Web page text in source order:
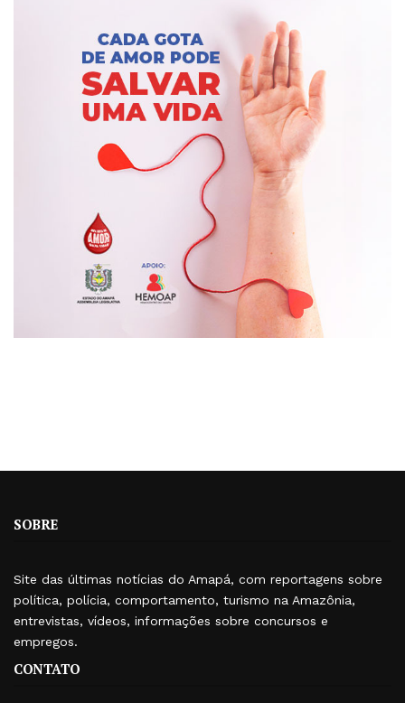
SOBRE
Site das últimas notícias do Amapá, com reportagens sobre
política, polícia, comportamento, turismo na Amazônia,
entrevistas, vídeos, informações sobre concursos e
empregos.
CONTATO